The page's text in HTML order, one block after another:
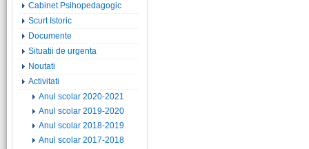
Cabinet Psihopedagogic
Scurt Istoric
Documente
Situatii de urgenta
Noutati
Activitati
Anul scolar 2020-2021
Anul scolar 2019-2020
Anul scolar 2018-2019
Anul scolar 2017-2018